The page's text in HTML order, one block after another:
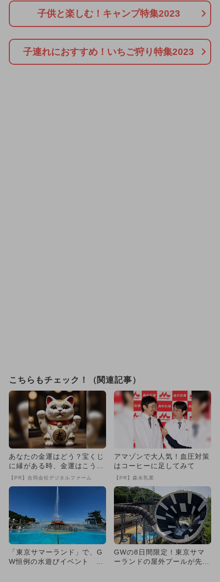
子供と楽しむ！キャンプ特集2023
子連れにおすすめ！いちご狩り特集2023
こちらもチェック！（関連記事）
あなたの金運はどう？宝くじ
に縁がある時、金運はこう変
わる
【PR】合同会社デジタルファーム
アマゾンで大人気！血圧対策
はコーヒーに足してみて
【PR】森永乳業
「東京サマーランド」で、G
W恒例の水遊びイベント 屋
GWの8日間限定！東京サマ
ーランドの屋外プールが先行